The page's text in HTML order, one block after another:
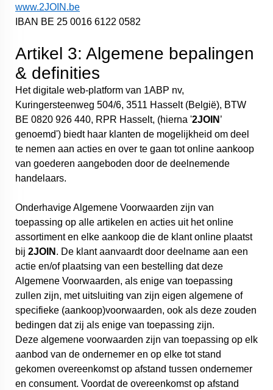
www.2JOIN.be
IBAN BE 25 0016 6122 0582
Artikel 3: Algemene bepalingen
& definities
Het digitale web-platform van 1ABP nv,
Kuringersteenweg 504/6, 3511 Hasselt (België), BTW
BE 0820 926 440, RPR Hasselt, (hierna '2JOIN ’
genoemd') biedt haar klanten de mogelijkheid om deel
te nemen aan acties en over te gaan tot online aankoop
van goederen aangeboden door de deelnemende
handelaars.
Onderhavige Algemene Voorwaarden zijn van
toepassing op alle artikelen en acties uit het online
assortiment en elke aankoop die de klant online plaatst
bij 2JOIN . De klant aanvaardt door deelname aan een
actie en/of plaatsing van een bestelling dat deze
Algemene Voorwaarden, als enige van toepassing
zullen zijn, met uitsluiting van zijn eigen algemene of
specifieke (aankoop)voorwaarden, ook als deze zouden
bedingen dat zij als enige van toepassing zijn.
Deze algemene voorwaarden zijn van toepassing op elk
aanbod van de ondernemer en op elke tot stand
gekomen overeenkomst op afstand tussen ondernemer
en consument. Voordat de overeenkomst op afstand